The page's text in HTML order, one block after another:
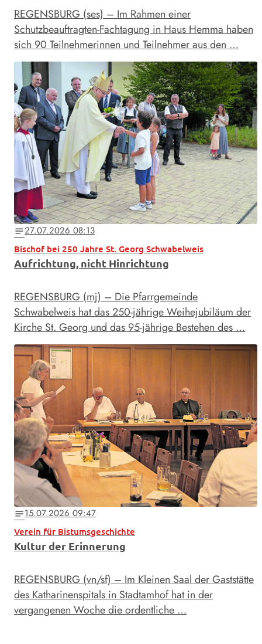
REGENSBURG (ses) – Im Rahmen einer
Schutzbeauftragten-Fachtagung in Haus Hemma haben
sich 90 Teilnehmerinnen und Teilnehmer aus den …
notes27.07.2026 08:13
Bischof bei 250 Jahre St. Georg Schwabelweis
Aufrichtung, nicht Hinrichtung
REGENSBURG (mj) – Die Pfarrgemeinde
Schwabelweis hat das 250-jährige Weihejubiläum der
Kirche St. Georg und das 95-jährige Bestehen des …
notes15.07.2026 09:47
Verein für Bistumsgeschichte
Kultur der Erinnerung
REGENSBURG (vn/sf) – Im Kleinen Saal der Gaststätte
des Katharinenspitals in Stadtamhof hat in der
vergangenen Woche die ordentliche …